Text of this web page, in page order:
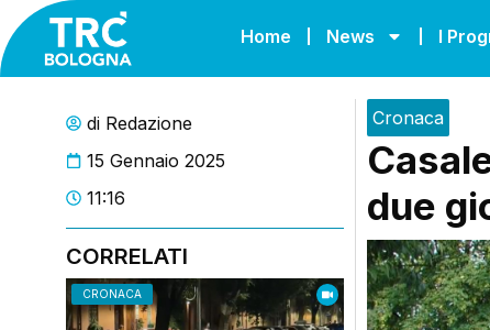
Home News I
di Redazione
15 Gennaio 2025
11:16
CORRELATI
CRONACA
Cronaca
due